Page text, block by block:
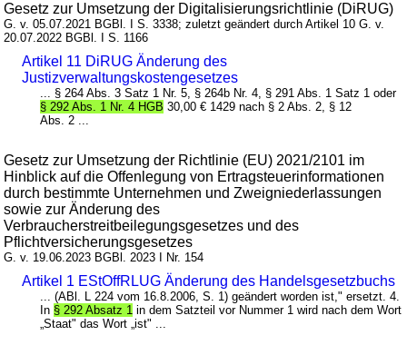
Gesetz zur Umsetzung der Digitalisierungsrichtlinie (DiRUG)
G. v. 05.07.2021 BGBl. I S. 3338; zuletzt geändert durch Artikel 10 G. v.
20.07.2022 BGBl. I S. 1166
Artikel 11 DiRUG Änderung des
Justizverwaltungskostengesetzes
... § 264 Abs. 3 Satz 1 Nr. 5, § 264b Nr. 4, § 291 Abs. 1 Satz 1 oder
§ 292 Abs. 1 Nr. 4 HGB 30,00 € 1429 nach § 2 Abs. 2, § 12
Abs. 2 ...
Gesetz zur Umsetzung der Richtlinie (EU) 2021/2101 im
Hinblick auf die Offenlegung von Ertragsteuerinformationen
durch bestimmte Unternehmen und Zweigniederlassungen
sowie zur Änderung des
Verbraucherstreitbeilegungsgesetzes und des
Pflichtversicherungsgesetzes
G. v. 19.06.2023 BGBl. 2023 I Nr. 154
Artikel 1 EStOffRLUG Änderung des Handelsgesetzbuchs
... (ABl. L 224 vom 16.8.2006, S. 1) geändert worden ist," ersetzt. 4.
In § 292 Absatz 1 in dem Satzteil vor Nummer 1 wird nach dem Wort
„Staat" das Wort „ist" ...